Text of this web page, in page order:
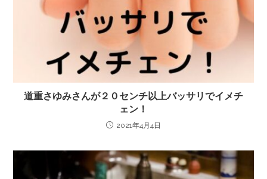
道重さゆみさんが２０センチ以上バッサリでイメチ
ェン！
2021年4月4日